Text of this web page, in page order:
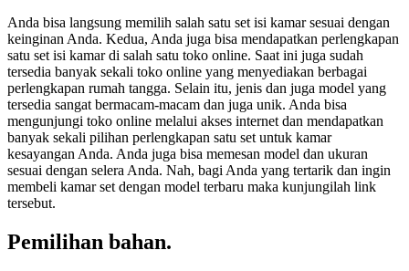
Anda bisa langsung memilih salah satu set isi kamar sesuai dengan
keinginan Anda. Kedua, Anda juga bisa mendapatkan perlengkapan
satu set isi kamar di salah satu toko online. Saat ini juga sudah
tersedia banyak sekali toko online yang menyediakan berbagai
perlengkapan rumah tangga. Selain itu, jenis dan juga model yang
tersedia sangat bermacam-macam dan juga unik. Anda bisa
mengunjungi toko online melalui akses internet dan mendapatkan
banyak sekali pilihan perlengkapan satu set untuk kamar
kesayangan Anda. Anda juga bisa memesan model dan ukuran
sesuai dengan selera Anda. Nah, bagi Anda yang tertarik dan ingin
membeli kamar set dengan model terbaru maka kunjungilah link
tersebut.
Pemilihan bahan.